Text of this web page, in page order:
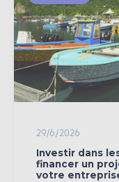
29/6/2026
Investir dans
financer un
votre